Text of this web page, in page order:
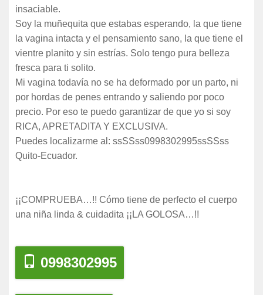
insaciable.
Soy la muñequita que estabas esperando, la que tiene
la vagina intacta y el pensamiento sano, la que tiene el
vientre planito y sin estrías. Solo tengo pura belleza
fresca para ti solito.
Mi vagina todavía no se ha deformado por un parto, ni
por hordas de penes entrando y saliendo por poco
precio. Por eso te puedo garantizar de que yo si soy
RICA, APRETADITA Y EXCLUSIVA.
Puedes localizarme al: ssSSss0998302995ssSSss
Quito-Ecuador.
¡¡COMPRUEBA…!! Cómo tiene de perfecto el cuerpo
una niña linda & cuidadita ¡¡LA GOLOSA…!!
0998302995